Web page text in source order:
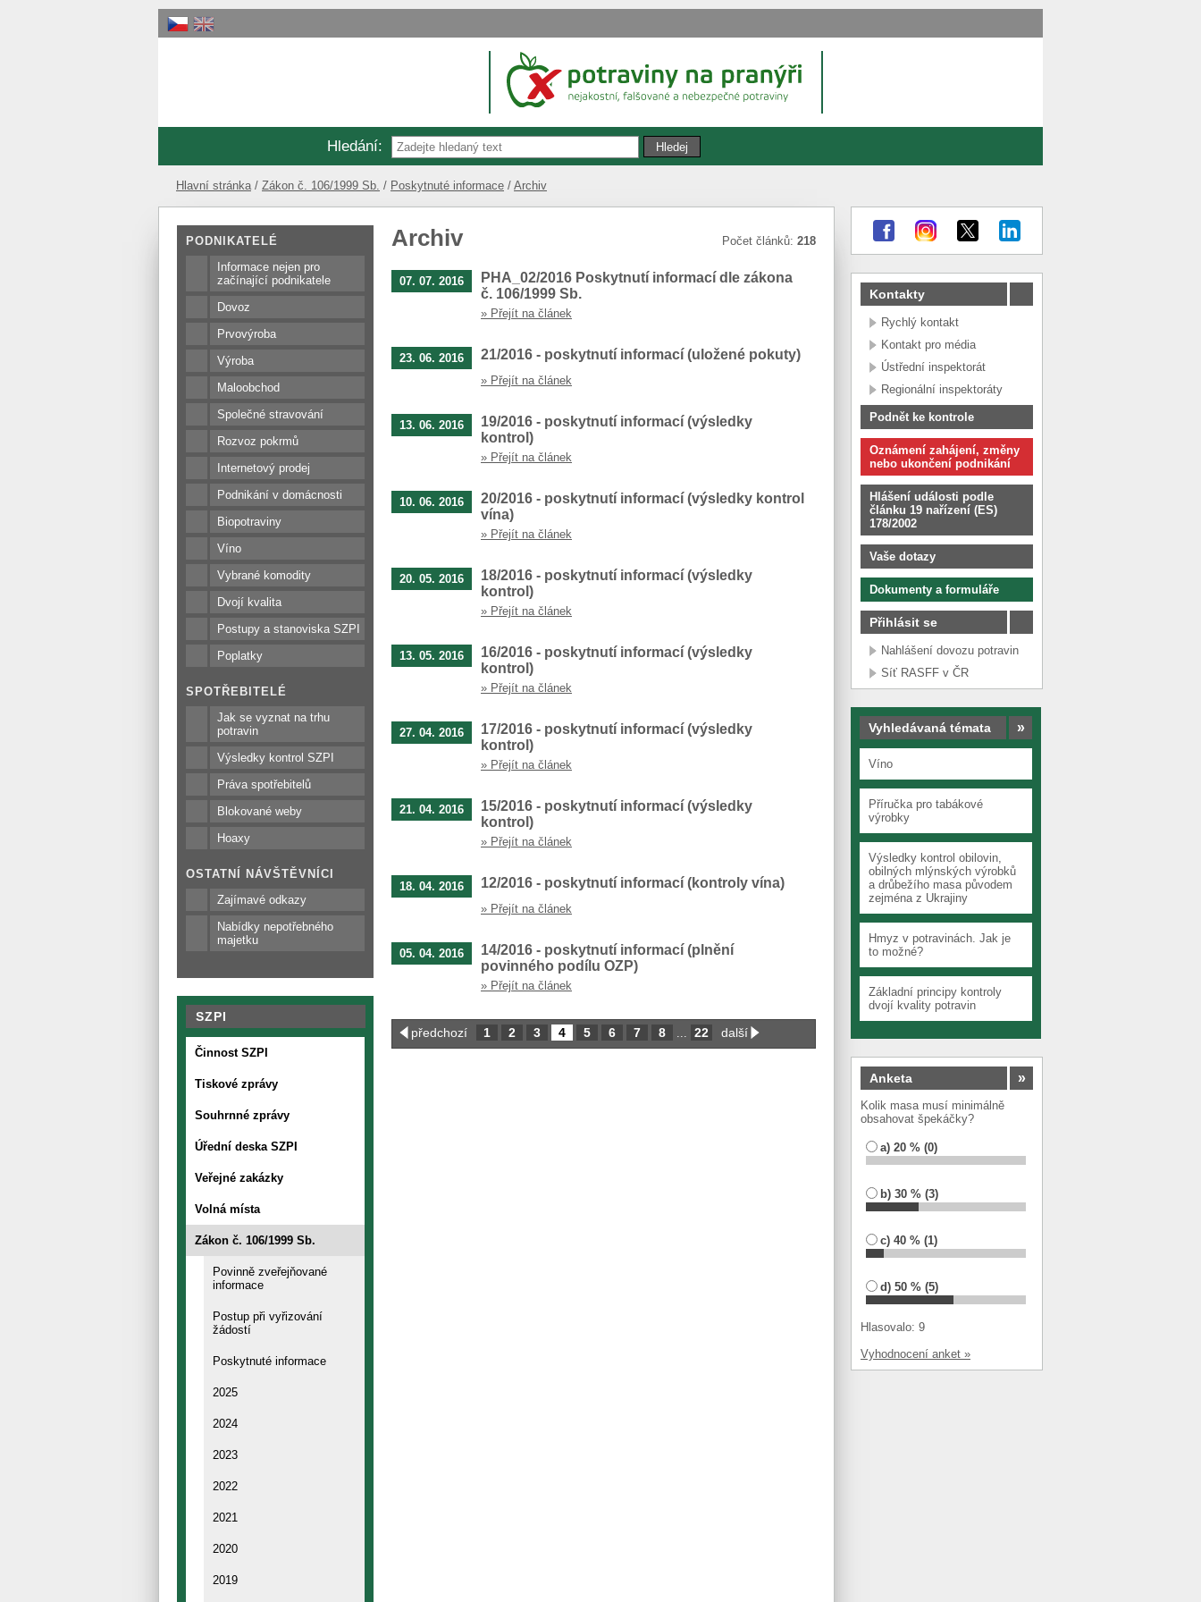
Hledání:
Hlavní stránka Zákon č. 106/1999 Sb. Poskytnuté informace Archiv
PODNIKATELÉ
Informace nejen pro
začínající podnikatele
Dovoz
Prvovýroba
Výroba
Maloobchod
Společné stravování
Rozvoz pokrmů
Internetový prodej
Podnikání v domácnosti
Biopotraviny
Víno
Vybrané komodity
Dvojí kvalita
Postupy a stanoviska SZPI
Poplatky
SPOTŘEBITELÉ
Jak se vyznat na trhu
potravin
Výsledky kontrol SZPI
Práva spotřebitelů
Blokované weby
Hoaxy
OSTATNÍ NÁVŠTĚVNÍCI
Zajímavé odkazy
Nabídky nepotřebného
majetku
SZPI
Činnost SZPI
Tiskové zprávy
Souhrnné zprávy
Úřední deska SZPI
Veřejné zakázky
Volná místa
Zákon č. 106/1999 Sb.
Povinně zveřejňované
informace
Postup při vyřizování
žádostí
Poskytnuté informace
2025
2024
2023
2022
2021
2020
2019
Archiv Počet článků: 218
07. 07. 2016
PHA_02/2016 Poskytnutí informací dle zákona
č. 106/1999 Sb.
» Přejít na článek
23. 06. 2016 21/2016 - poskytnutí informací (uložené pokuty)
» Přejít na článek
13. 06. 2016
19/2016 - poskytnutí informací (výsledky
kontrol)
» Přejít na článek
10. 06. 2016
20/2016 - poskytnutí informací (výsledky kontrol
vína)
» Přejít na článek
20. 05. 2016
18/2016 - poskytnutí informací (výsledky
kontrol)
» Přejít na článek
13. 05. 2016
16/2016 - poskytnutí informací (výsledky
kontrol)
» Přejít na článek
27. 04. 2016
17/2016 - poskytnutí informací (výsledky
kontrol)
» Přejít na článek
21. 04. 2016
15/2016 - poskytnutí informací (výsledky
kontrol)
» Přejít na článek
18. 04. 2016 12/2016 - poskytnutí informací (kontroly vína)
» Přejít na článek
05. 04. 2016
14/2016 - poskytnutí informací (plnění
povinného podílu OZP)
» Přejít na článek
předchozí 1 2 3 4 5 6 7 8 22 další
Kontakty
Rychlý kontakt
Kontakt pro média
Ústřední inspektorát
Regionální inspektoráty
Podnět ke kontrole
Oznámení zahájení, změny
nebo ukončení podnikání
Hlášení události podle
článku 19 nařízení (ES)
178/2002
Vaše dotazy
Dokumenty a formuláře
Přihlásit se
Nahlášení dovozu potravin
Síť RASFF v ČR
Vyhledávaná témata »
Víno
Příručka pro tabákové
výrobky
Výsledky kontrol obilovin,
obilných mlýnských výrobků
a drůbežího masa původem
zejména z Ukrajiny
Hmyz v potravinách. Jak je
to možné?
Základní principy kontroly
dvojí kvality potravin
Anketa »
Kolik masa musí minimálně
obsahovat špekáčky?
a) 20 % (0)
b) 30 % (3)
c) 40 % (1)
d) 50 % (5)
Hlasovalo: 9
Vyhodnocení anket »